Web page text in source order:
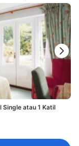
Single atau 1 Katil